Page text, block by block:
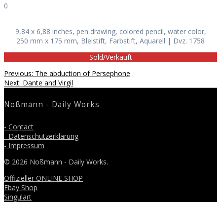
0
9,84 x 6,88 inches, pen drawing, colored pencil, water color,
250 mm x 175 mm, Bleistift, Farbstift, Aquarell | Dvz. 1758
Sold/Verkauft
Beitragsnavigation
Previous: Previous
post:
The abduction of Persephone
Next: Next
Dante and Virgil
Noßmann - Daily Works
- Contact
- Datenschutzerklärung
- Impressum
© 2026 Noßmann - Daily Works.
Offizieller ONLINE SHOP
Ebay Shop
Singulart